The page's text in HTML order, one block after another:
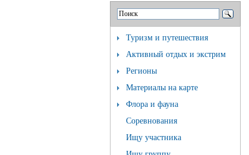
Туризм и путешествия
Активный отдых и экстрим
Регионы
Материалы на карте
Флора и фауна
Соревнования
Ищу участника